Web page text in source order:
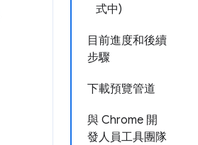
式中)
目前進度和後續
步驟
下載預覽管道
與 Chrome 開
發人員工具團隊